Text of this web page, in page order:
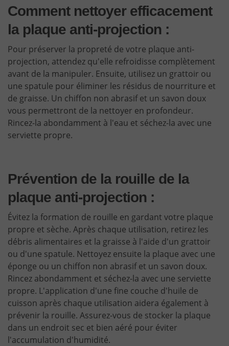
Comment nettoyer efficacement
la plaque anti-projection :
Pour préserver la propreté de votre plaque anti-
projection, attendez qu'elle refroidisse complètement
avant de la manipuler. Ensuite, utilisez un grattoir ou
une spatule pour éliminer les résidus de nourriture et
de graisse. Un chiffon non abrasif et un savon doux
vous permettront de la nettoyer en profondeur.
Rincez-la abondamment à l'eau et séchez-la avec une
serviette propre.
Prévention de la rouille de la
plaque anti-projection :
Évitez la formation de rouille en gardant votre plaque
propre et sèche. Après chaque utilisation, retirez les
débris alimentaires et la graisse à l'aide d'un grattoir
ou d'une spatule. Nettoyez ensuite la plaque avec une
éponge ou un chiffon non abrasif et un savon doux.
Rincez abondamment et séchez-la avec une serviette
propre. L'application d'une fine couche d'huile de
cuisson après chaque utilisation aidera également à
prévenir la rouille. Assurez-vous de stocker la plaque
dans un endroit sec et bien aéré pour éviter
l'accumulation d'humidité.